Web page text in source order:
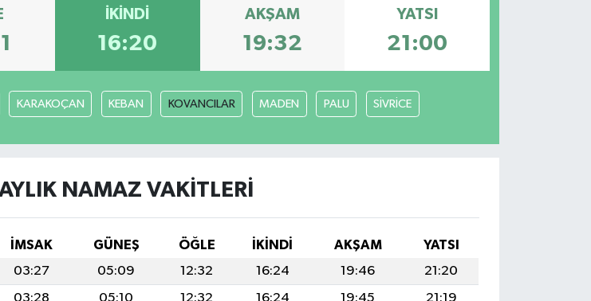
İKINDI
16:20
AKŞAM
19:32
YATSI
21:00
KARAKOÇAN KEBAN KOVANCILAR MADEN PALU SİVRİCE
NAMAZ VAKITLERI
İMSAK GÜNEŞ ÖĞLE İKINDI AKŞAM
YATSI
03:27 05:09 12:32 16:24 19:46
21:20